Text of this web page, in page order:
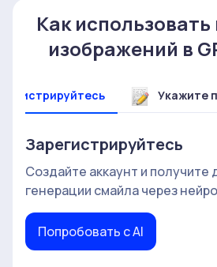
Как
изображений в
Укажите
Зарегистрируйтесь
Создайте аккаунт и получите
генерации смайла через
Попробовать с AI